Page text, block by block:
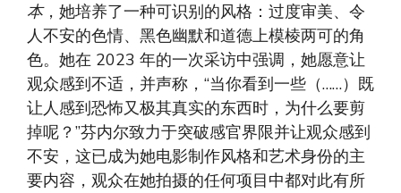
本，她培养了一种可识别的风格：过度审美、令
人不安的色情、黑色幽默和道德上模棱两可的角
色。她在 2023 年的一次采访中强调，她愿意让
观众感到不适，并声称，“当你看到一些（……）既
让人感到恐怖又极其真实的东西时，为什么要剪
掉呢？”芬内尔致力于突破感官界限并让观众感到
不安，这已成为她电影制作风格和艺术身份的主
要内容，观众在她拍摄的任何项目中都对此有所